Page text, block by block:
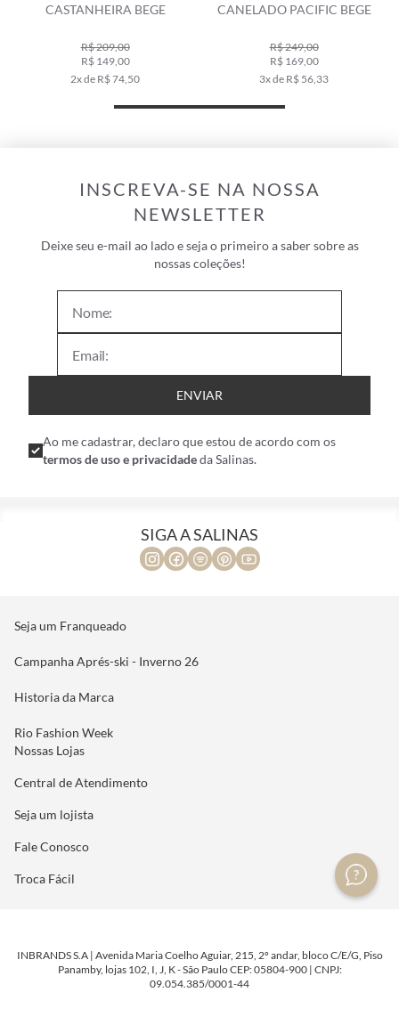
CANELADO PACIFIC BEGE
R$ 249,00
R$ 169,00
3x de R$ 56,33
BUTIA BEGE
R$ 209,00
R$ 149,00
2x de R$ 74,50
INSCREVA-SE NA NOSSA
NEWSLETTER
Deixe seu e-mail ao lado e seja o primeiro a saber sobre as
nossas coleções!
ENVIAR
Ao me cadastrar, declaro que estou de acordo com os
termos de uso e privacidadeda Salinas.
SIGA A SALINAS
Seja um Franqueado
Campanha Aprés-ski - Inverno 26
Historia da Marca
Rio Fashion Week
Nossas Lojas
Central de Atendimento
Seja um lojista
Fale Conosco
Troca Fácil
INBRANDS S.A | Avenida Maria Coelho Aguiar, 215, 2º andar, bloco C/E/G, Piso
Panamby, lojas 102, I, J, K - São Paulo CEP: 05804-900 | CNPJ:
09.054.385/0001-44